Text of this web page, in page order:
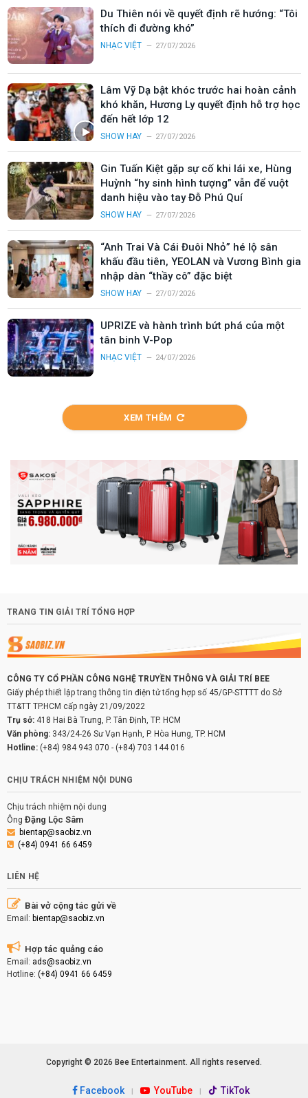
Du Thiên nói về quyết định rẽ hướng: “Tôi
thích đi đường khó”
NHẠC VIỆT 27/07/2026
Lâm Vỹ Dạ bật khóc trước hai hoàn cảnh
khó khăn, Hương Ly quyết định hỗ trợ học
đến hết lớp 12
SHOW HAY 27/07/2026
Gin Tuấn Kiệt gặp sự cố khi lái xe, Hùng
Huỳnh “hy sinh hình tượng” vẫn để vuột
danh hiệu vào tay Đỗ Phú Quí
SHOW HAY 27/07/2026
“Anh Trai Và Cái Đuôi Nhỏ” hé lộ sân
khấu đầu tiên, YEOLAN và Vương Bình gia
nhập dàn “thầy cô” đặc biệt
SHOW HAY 27/07/2026
UPRIZE và hành trình bứt phá của một
tân binh V-Pop
NHẠC VIỆT 24/07/2026
XEM THÊM
TRANG TIN GIẢI TRÍ TỔNG HỢP
CÔNG TY CỔ PHẦN CÔNG NGHỆ TRUYỀN THÔNG VÀ GIẢI TRÍ BEE
Giấy phép thiết lập trang thông tin điện tử tổng hợp số 45/GP-STTTT do Sở
TT&TT TP.HCM cấp ngày 21/09/2022
Trụ sở: 418 Hai Bà Trưng, P. Tân Định, TP. HCM
Văn phòng: 343/24-26 Sư Vạn Hạnh, P. Hòa Hưng, TP. HCM
Hotline: (+84) 984 943 070 - (+84) 703 144 016
CHỊU TRÁCH NHIỆM NỘI DUNG
Chịu trách nhiệm nội dung
Ông Đặng Lộc Sâm
bientap@saobiz.vn
(+84) 0941 66 6459
LIÊN HỆ
Bài vở cộng tác gửi về
Email: bientap@saobiz.vn
Hợp tác quảng cáo
Email: ads@saobiz.vn
Hotline: (+84) 0941 66 6459
Copyright © 2026 Bee Entertainment. All rights reserved.
Facebook YouTube TikTok